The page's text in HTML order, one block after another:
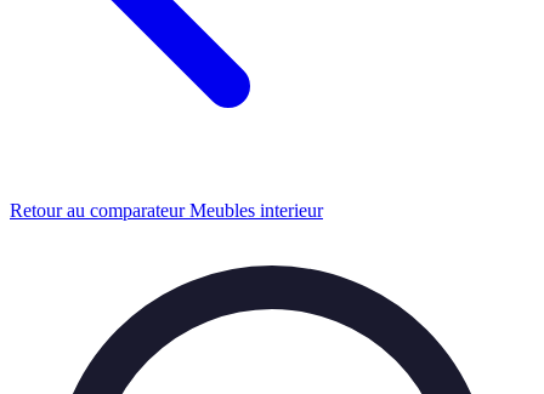
Retour au comparateur Meubles interieur